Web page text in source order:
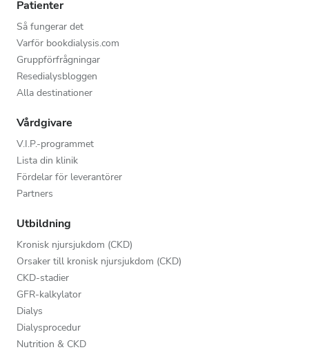
Patienter
Så fungerar det
Varför bookdialysis.com
Gruppförfrågningar
Resedialysbloggen
Alla destinationer
Vårdgivare
V.I.P.-programmet
Lista din klinik
Fördelar för leverantörer
Partners
Utbildning
Kronisk njursjukdom (CKD)
Orsaker till kronisk njursjukdom (CKD)
CKD-stadier
GFR-kalkylator
Dialys
Dialysprocedur
Nutrition & CKD